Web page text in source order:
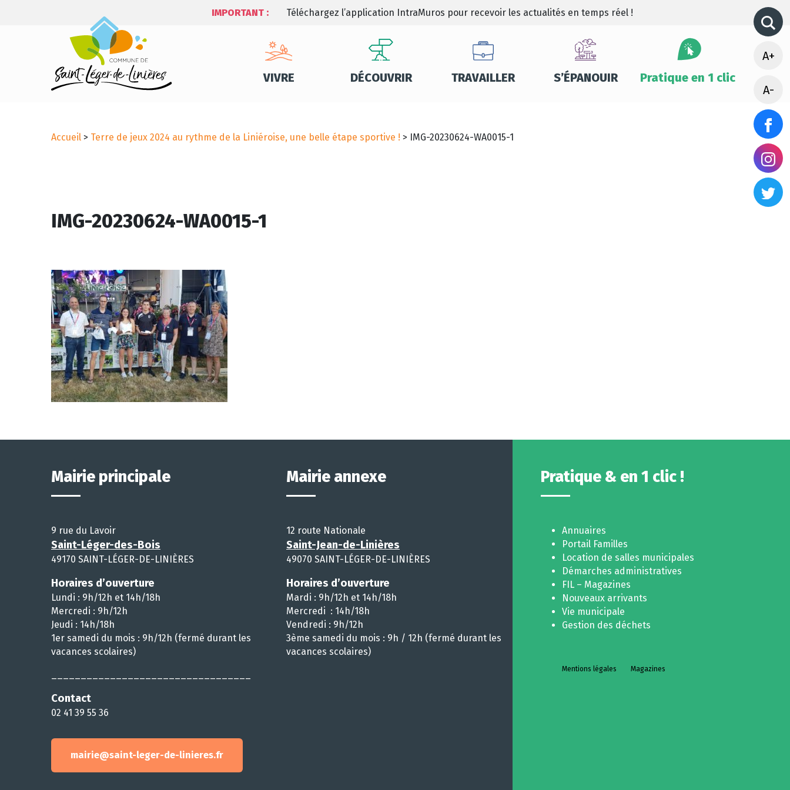
IMPORTANT : Téléchargez l’application IntraMuros pour recevoir les actualités en temps réel !
VIVRE DÉCOUVRIR TRAVAILLER S’ÉPANOUIR Pratique en 1 clic
A+
A-
Accueil > Terre de jeux 2024 au rythme de la Liniéroise, une belle étape sportive ! > IMG-20230624-WA0015-1
IMG-20230624-WA0015-1
Mairie principale
9 rue du Lavoir
Saint-Léger-des-Bois
49170 SAINT-LÉGER-DE-LINIÈRES
Horaires d’ouverture
Lundi : 9h/12h et 14h/18h
Mercredi : 9h/12h
Jeudi : 14h/18h
1er samedi du mois : 9h/12h (fermé durant les
vacances scolaires)
Contact
02 41 39 55 36
mairie@saint-leger-de-linieres.fr
Mairie annexe
12 route Nationale
Saint-Jean-de-Linières
49070 SAINT-LÉGER-DE-LINIÈRES
Horaires d’ouverture
Mardi : 9h/12h et 14h/18h
Mercredi : 14h/18h
Vendredi : 9h/12h
3ème samedi du mois : 9h / 12h (fermé durant les
vacances scolaires)
Pratique & en 1 clic !
Annuaires
Portail Familles
Location de salles municipales
Démarches administratives
FIL – Magazines
Nouveaux arrivants
Vie municipale
Gestion des déchets
Mentions légales Magazines